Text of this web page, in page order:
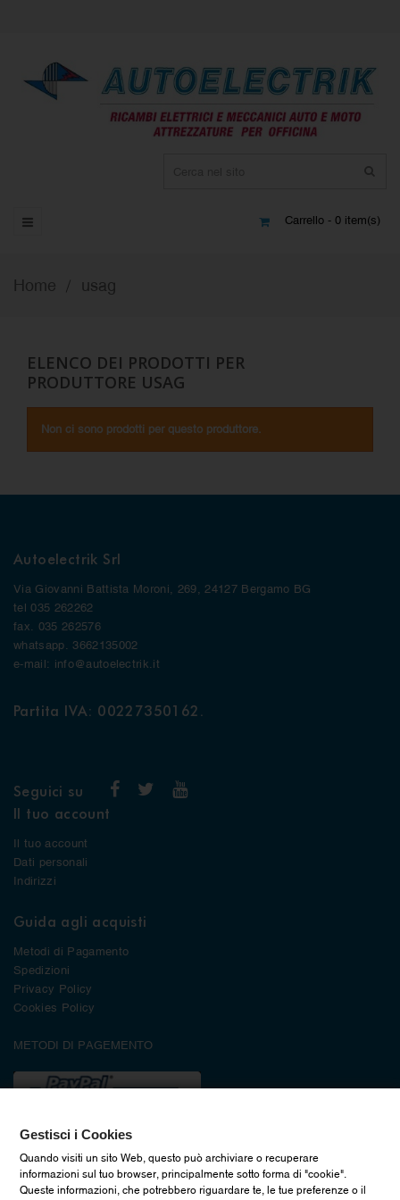
Carrello - 0 item(s)
Home usag
ELENCO DEI PRODOTTI PER
PRODUTTORE USAG
Non ci sono prodotti per questo produttore.
Autoelectrik Srl
Via Giovanni Battista Moroni, 269, 24127 Bergamo BG
tel 035 262262
fax. 035 262576
whatsapp. 3662135002
e-mail: info@autoelectrik.it
Partita IVA: 00227350162.
Seguici su
Il tuo account
Il tuo account
Dati personali
Indirizzi
Guida agli acquisti
Metodi di Pagamento
Spedizioni
Privacy Policy
Cookies Policy
METODI DI PAGEMENTO
Gestisci i Cookies
Quando visiti un sito Web, questo può archiviare o recuperare
informazioni sul tuo browser, principalmente sotto forma di "cookie".
Queste informazioni, che potrebbero riguardare te, le tue preferenze o il